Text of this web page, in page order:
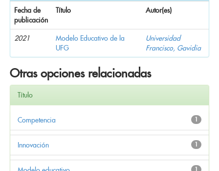
Fecha de
publicación
Título Autor(es)
2021
Modelo Educativo de la
UFG
Universidad
Francisco, Gavidia
Otras opciones relacionadas
Título
1
Competencia
1
Innovación
1